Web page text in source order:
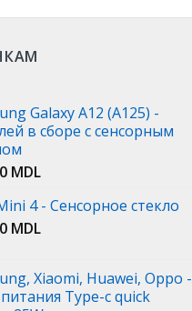
Galaxy A12 (A125) -
в сборе с сенсорным
MDL
4 - Сенсорное стекло
MDL
Xiaomi, Huawei, Oppo -
Type-c quick